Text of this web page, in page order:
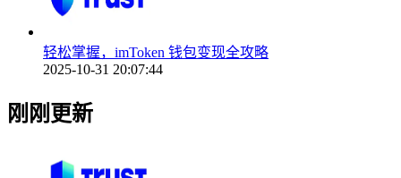
轻松掌握，imToken 钱包变现全攻略
2025-10-31 20:07:44
刚刚更新